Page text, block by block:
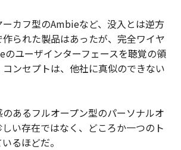
カフ型のAmbieなど、没入とは逆方
られた製品はあったが、完全ワイヤ
のユーザインターフェースを聴覚の領
ンセプトは、他社に真似のできない
あるフルオープン型のパーソナルオ
い存在ではなく、どころか一つのト
るほどだ。